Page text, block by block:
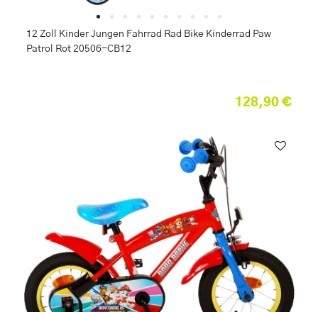
12 Zoll Kinder Jungen Fahrrad Rad Bike Kinderrad Paw
Patrol Rot 20506-CB12
128,90 €